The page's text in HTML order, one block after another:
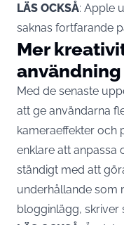
LÄS OCKSÅ: Apple
saknas fortfarande
Mer
användning
Med de senaste
att ge användarna
kameraeffekter och
enklare att anpassa
ständigt med att
underhållande som
blogginlägg, skriver